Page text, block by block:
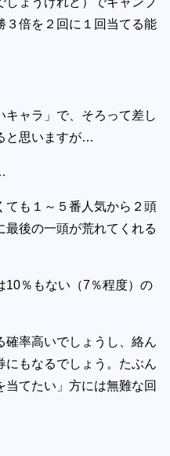
３倍を２回に１回当てる能
キャラ」で、そろって差し
と思いますが…
ても１～５番人気から２頭
後の一頭が荒れてくれる
10％もない（7％程度）の
確率高いでしょうし、絡ん
もなるでしょう。たぶん
当てたい」方には無難な回